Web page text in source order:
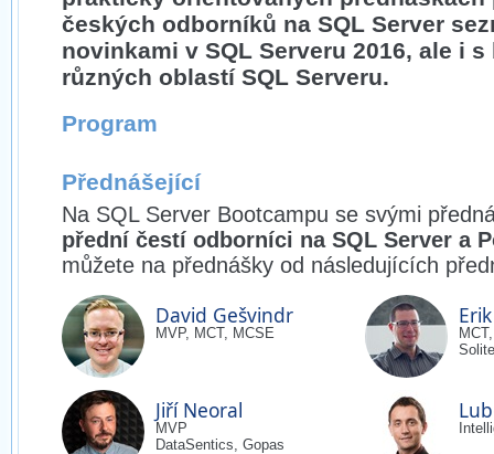
českých odborníků na SQL Server
novinkami v SQL Serveru 2016, ale i
různých oblastí SQL Serveru.
Program
Přednášející
Na SQL Server Bootcampu se svými
přední čestí odborníci na SQL Server a
můžete na přednášky od následujících
David Gešvindr
MVP, MCT, MCSE
Jiří Neoral
MVP
DataSentics, Gopas